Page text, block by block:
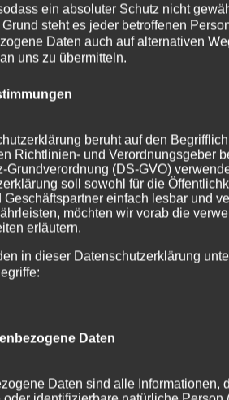
und seinen Tälern bietet eine
Berg und Pflanzenwelt äußerst
interessant....
ein absoluter Schutz nicht
steht es jeder betroffenen
Daten auch auf alternativen
uns zu übermitteln.
beruht auf den
Richtlinien- und Verordnungsgeber
Grundverordnung (DS-GVO)
soll sowohl für die
Geschäftspartner einfach lesbar und
möchten wir vorab die
erläutern.
in dieser Datenschutzerklärung
Daten
Daten sind alle Informationen,